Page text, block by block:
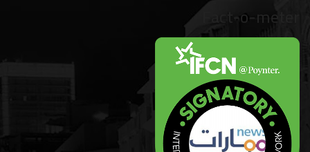
Fact-o-meter